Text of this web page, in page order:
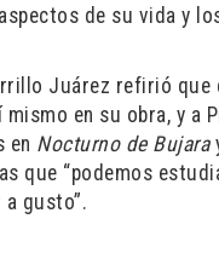
de su vida y
Juárez refirió que
mismo en su obra, y a
en Nocturno de Bujara
que “podemos
gusto”.